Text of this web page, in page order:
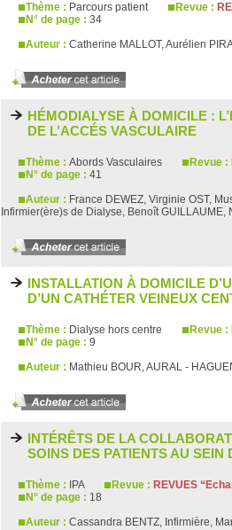
Thème : Parcours patient Revue :
N° de page : 34
Auteur : Catherine MALLOT, Aurélien
HÉMODIALYSE À DOMICILE :
DE L’ACCÉS VASCULAIRE
Thème : Abords Vasculaires Revue :
N° de page : 41
Auteur : France DEWEZ, Virginie OST,
Infirmier(ère)s de Dialyse, Benoît
INSTALLATION À DOMICILE
D’UN CATHÉTER VEINEUX
Thème : Dialyse hors centre Revue :
N° de page : 9
Auteur : Mathieu BOUR, AURAL -
INTÉRÊTS DE LA
SOINS DES PATIENTS AU
Thème : IPA Revue : REVUES
N° de page : 18
Auteur : Cassandra BENTZ, Infirmière,